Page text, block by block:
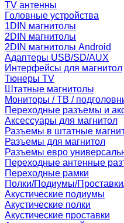
TV антенны
Головные устройства
1DIN магнитолы
2DIN магнитолы
2DIN магнитолы Android
Адаптеры USB/SD/AUX
Интерфейсы для магнитол
Тюнеры TV
Штатные магнитолы
Мониторы / ТВ /
Переходные разъемы и
Аксессуары для магнитол
Разъемы в штатные
Разъемы для магнитол
Разъемы евро
Переходные антенные
Переходные рамки
Полки/Подиумы/
Акустические подиумы
Акустические полки
Акустические проставки